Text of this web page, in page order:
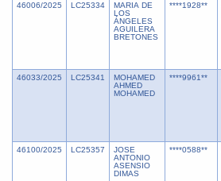
46006/2025 LC25334
MARIA DE
LOS
ÁNGELES
AGUILERA
BRETONES
****1928**
46033/2025 LC25341
MOHAMED
AHMED
MOHAMED
****9961**
46100/2025 LC25357
JOSE
ANTONIO
ASENSIO
DIMAS
****0588**